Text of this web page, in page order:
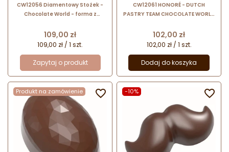
CW12056 Diamentowy Stożek -
Chocolate World - forma z
wys. 25 mm / poj. 14.5 g x 21 pralin
Cena
109,00 zł
109,00 zł / 1 szt.
Zapytaj o produkt
CW12061 HONORÉ - DUTCH
PASTRY TEAM CHOCOLATE WORLD
dekorowanych
Cena
102,00 zł
102,00 zł / 1 szt.
Dodaj do koszyka
Produkt na zamówienie  -10% 